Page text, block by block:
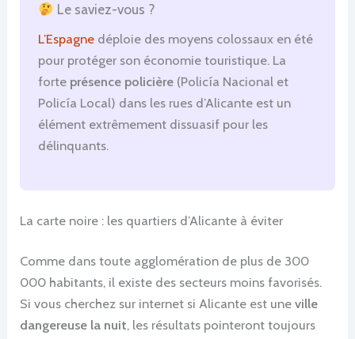
Le saviez-vous ?
L’Espagne déploie des moyens colossaux en été
pour protéger son économie touristique. La
forte présence policière (Policía Nacional et
Policía Local) dans les rues d’Alicante est un
élément extrêmement dissuasif pour les
délinquants.
La carte noire : les quartiers d’Alicante à éviter
Comme dans toute agglomération de plus de 300
000 habitants, il existe des secteurs moins favorisés.
Si vous cherchez sur internet si Alicante est uneville
dangereuse la nuit, les résultats pointeront toujours